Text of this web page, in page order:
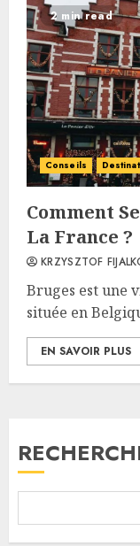
2 min read
Conseils
Comment
La France ?
KRZYSZTOF
Bruges est une
située en
EN SAVOIR PLUS